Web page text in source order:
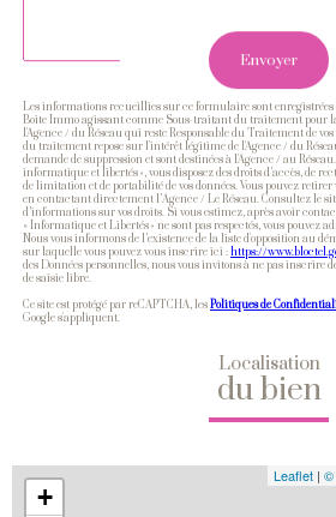
Envoyer
Les informations recueillies sur ce formulaire sont
Boite Immo agissant comme Sous-traitant du traitement pour
l'Agence / du Réseau qui reste Responsable du Traitement de
du traitement repose sur l'intérêt légitime de l'Agence / du
demande de suppression et sont destinées à l'Agence / au
informatique et libertés », vous disposez des droits d’accès, de
de limitation et de portabilité de vos données. Vous pouvez
en contactant directement l’Agence / Le Réseau. Consultez le
d’informations sur vos droits. Si vous estimez, après avoir
« Informatique et Libertés » ne sont pas respectés, vous pouvez
Nous vous informons de l’existence de la liste d'opposition au
sur laquelle vous pouvez vous inscrire ici :https://
des Données personnelles, nous vous invitons à ne pas inscrire
de saisie libre.
Ce site est protégé par reCAPTCHA, lesPolitiques de
Google s'appliquent.
Localisation
du bien
+
Leaflet | ©